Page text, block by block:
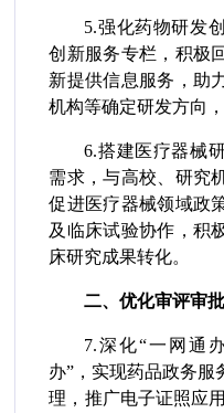
5.强化药物研发创
创新服务专栏，积极
新提供信息服务，助
机构等确定研发方向
6.搭建医疗器械研
需求，与高校、研究
促进医疗器械领域政
及临床试验协作，积
床研究成果转化。
二、优化审评审批
7.深化“一网通办
办”，实现药品政务
理，推广电子证照应